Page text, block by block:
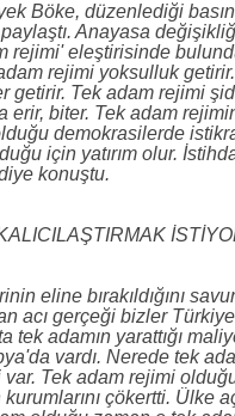
Böke, düzenlediği basın
Anayasa
rejimi' eleştirisinde
rejimi yoksulluk
getirir. Tek adam rejimi
erir, biter. Tek adam
demokrasilerde
için yatırım olur.
konuştu.
eline bırakıldığını
acı gerçeği bizler
tek adamın yarattığı
vardı. Nerede tek
Tek adam rejimi
çökertti. Ülke